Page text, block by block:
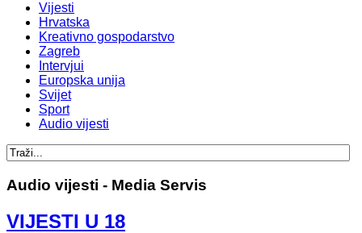
Vijesti
Hrvatska
Kreativno gospodarstvo
Zagreb
Intervjui
Europska unija
Svijet
Sport
Audio vijesti
Audio vijesti - Media Servis
VIJESTI U 18